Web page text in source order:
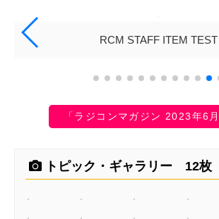
RCM STAFF ITEM TEST
「ラジコンマガジン 2023年6
トピック・ギャラリー 12枚